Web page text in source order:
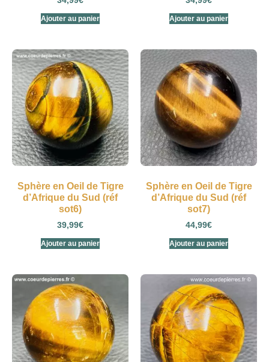
Ajouter au panier Ajouter au panier
Sphère en Oeil de Tigre
d’Afrique du Sud (réf
sot6)
39,99€
Ajouter au panier
Sphère en Oeil de Tigre
d’Afrique du Sud (réf
sot7)
44,99€
Ajouter au panier